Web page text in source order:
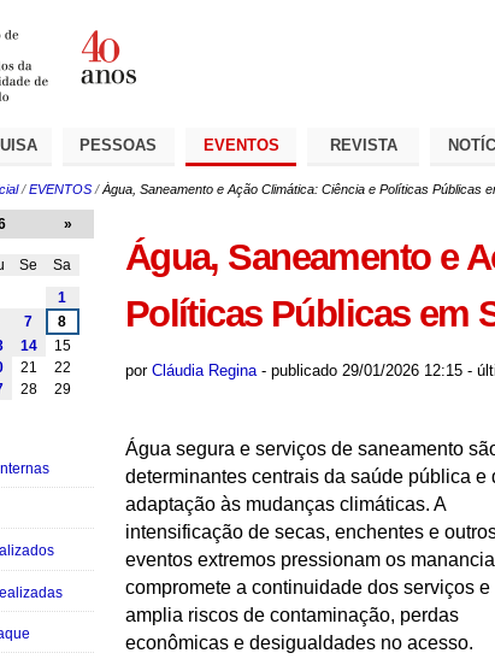
PESSOAS EVENTOS REVISTA
/EVENTOS /Água, Saneamento e Ação Climática: Ciência e Políticas Públicas
Água, Saneamento e
Políticas Públicas em
por Cláudia Regina - publicado29/01/2026 12:15 -
Água segura e serviços de saneamento
determinantes centrais da saúde pública e
adaptação às mudanças climáticas. A
intensificação de secas, enchentes e
eventos extremos pressionam os
compromete a continuidade dos serviços e
amplia riscos de contaminação, perdas
econômicas e desigualdades no acesso.
»
Se
Sa
1
7
8
14
15
21
22
28
29